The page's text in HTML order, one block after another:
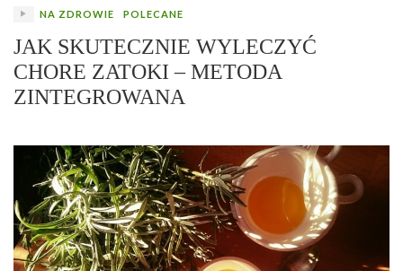
NA ZDROWIE POLECANE
JAK SKUTECZNIE WYLECZYĆ
CHORE ZATOKI – METODA
ZINTEGROWANA